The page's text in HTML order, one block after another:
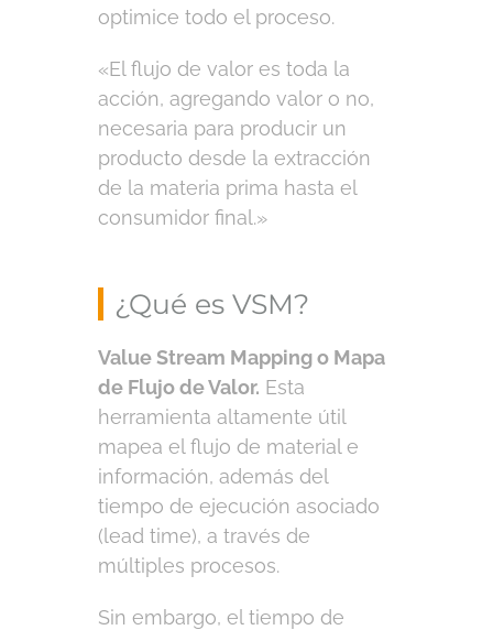
optimice todo el proceso.
«El flujo de valor es toda la
acción, agregando valor o no,
necesaria para producir un
producto desde la extracción
de la materia prima hasta el
consumidor final.»
¿Qué es VSM?
Value Stream Mapping o Mapa
de Flujo de Valor. Esta
herramienta altamente útil
mapea el flujo de material e
información, además del
tiempo de ejecución asociado
(lead time), a través de
múltiples procesos.
Sin embargo, el tiempo de